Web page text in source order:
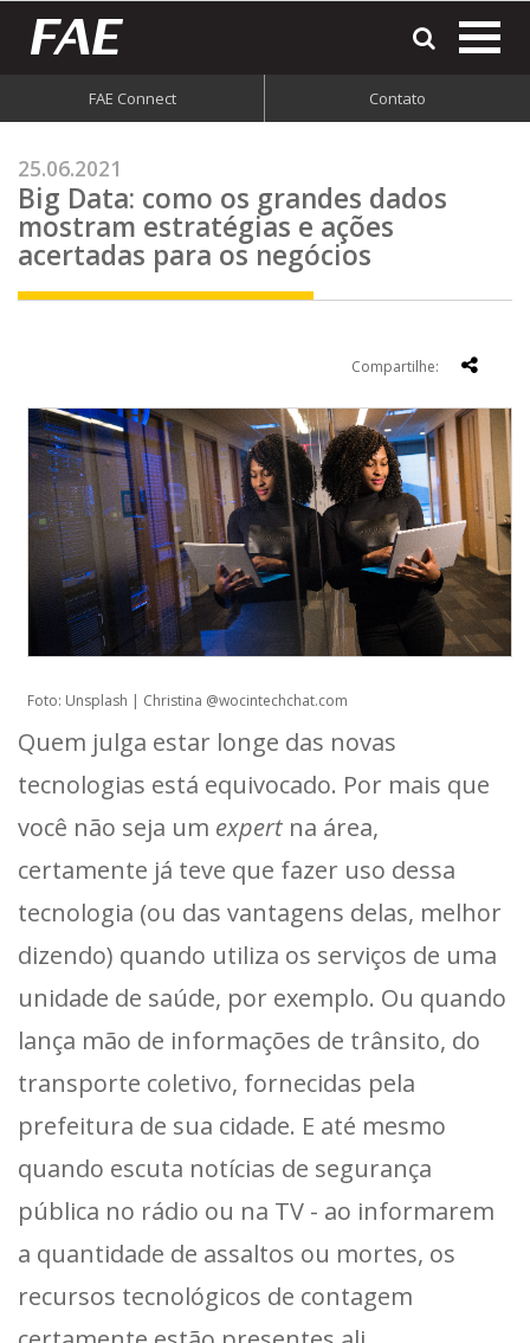
FAE Connect Contato
25.06.2021
Big Data: como os grandes dados
mostram estratégias e ações
acertadas para os negócios
Compartilhe:
Foto: Unsplash | Christina @wocintechchat.com
Quem julga estar longe das novas
tecnologias está equivocado. Por mais que
você não seja um expert na área,
certamente já teve que fazer uso dessa
tecnologia (ou das vantagens delas, melhor
dizendo) quando utiliza os serviços de uma
unidade de saúde, por exemplo. Ou quando
lança mão de informações de trânsito, do
transporte coletivo, fornecidas pela
prefeitura de sua cidade. E até mesmo
quando escuta notícias de segurança
pública no rádio ou na TV - ao informarem
a quantidade de assaltos ou mortes, os
recursos tecnológicos de contagem